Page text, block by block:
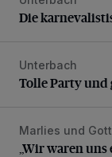
Die
Tolle Party und
Unterbach
Tolle Party und
„Wir waren uns
Marlies und
„Wir waren